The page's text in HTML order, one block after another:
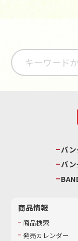
バ
バ
商品情報
商品検索
発売カレンダー